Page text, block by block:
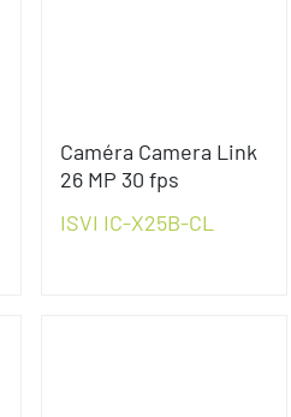
Caméra Camera Link
26 MP 30 fps
ISVI IC-X25B-CL